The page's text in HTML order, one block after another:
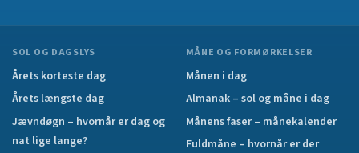
SOL OG DAGSLYS
Årets korteste dag
Årets længste dag
Jævndøgn – hvornår er dag og
nat lige lange?
MÅNE OG FORMØRKELSER
Månen i dag
Almanak – sol og måne i dag
Månens faser – månekalender
Fuldmåne – hvornår er der